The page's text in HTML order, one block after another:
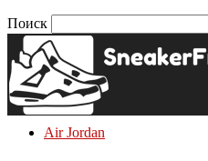
Поиск
Air Jordan